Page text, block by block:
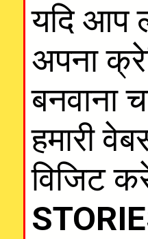
यदि आप
अपना
बनवाना
हमारी
विजिट